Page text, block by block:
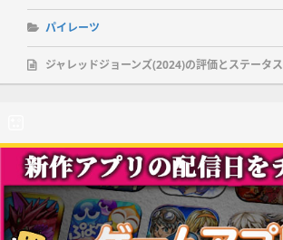
パイレーツ
ジャレッドジョーンズ(2024)の評価とステータス